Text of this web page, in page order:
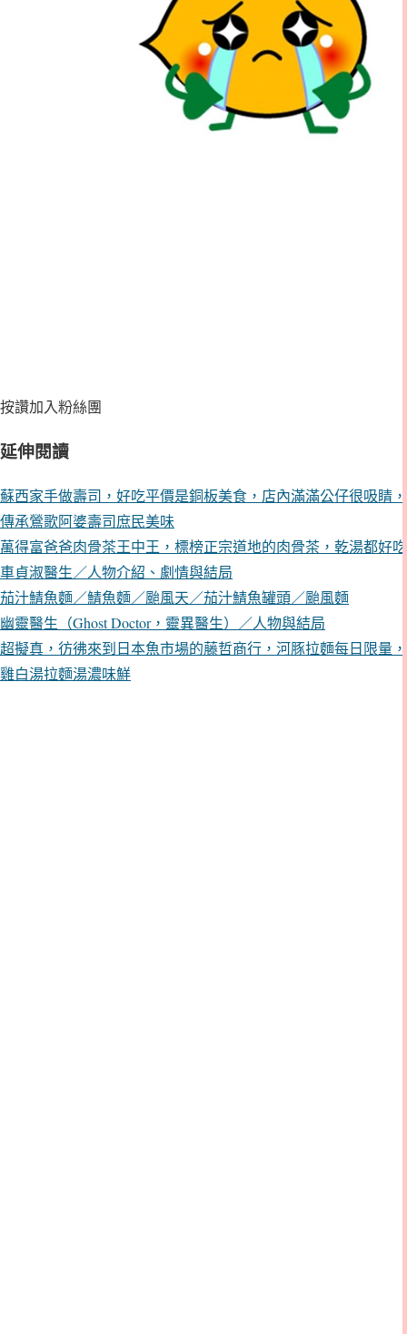
按讚加入粉絲團
延伸閱讀
蘇西家手做壽司，好吃平價是銅板美食，店內滿滿公仔很吸睛，
傳承鶯歌阿婆壽司庶民美味
萬得富爸爸肉骨茶王中王，標榜正宗道地的肉骨茶，乾湯都好吃
車貞淑醫生／人物介紹、劇情與結局
茄汁鯖魚麵／鯖魚麵／颱風天／茄汁鯖魚罐頭／颱風麵
幽靈醫生（Ghost Doctor，靈異醫生）／人物與結局
超擬真，彷彿來到日本魚市場的藤哲商行，河豚拉麵每日限量，
雞白湯拉麵湯濃味鮮